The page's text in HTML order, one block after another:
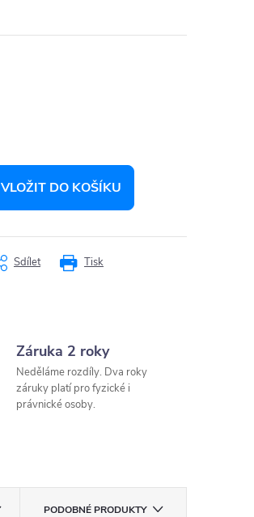
VLOŽIT DO KOŠÍKU
Tisk
Sdílet
Záruka 2 roky
Neděláme rozdíly. Dva roky
záruky platí pro fyzické i
právnické osoby.
PODOBNÉ PRODUKTY